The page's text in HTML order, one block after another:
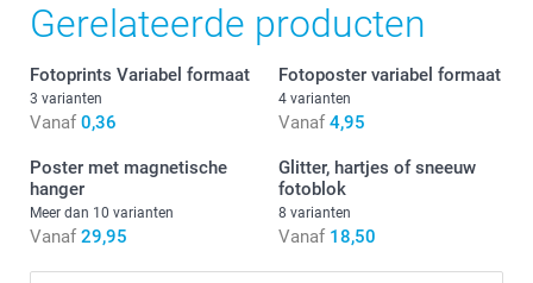
Gerelateerde producten
Fotoprints Variabel formaat
3 varianten
Vanaf 0,36
Fotoposter variabel formaat
4 varianten
Vanaf 4,95
Poster met magnetische
hanger
Meer dan 10 varianten
Vanaf 29,95
Glitter, hartjes of sneeuw
fotoblok
8 varianten
Vanaf 18,50